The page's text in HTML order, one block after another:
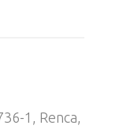
1, Renca,